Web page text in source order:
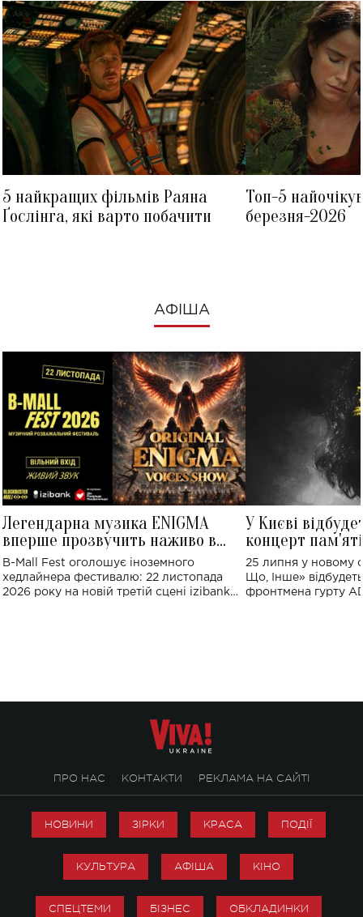
5 найкращих фільмів Раяна
Ґослінга, які варто побачити
Топ-5
березня-2026
АФІША
Легендарна музика ENIGMA
вперше прозвучить наживо в
Україні: де відбудеться концерт
B-Mall Fest оголошує іноземного
хедлайнера фестивалю: 22 листопада
2026 року на новій третій сцені izibank
У Києві
концерт
Клименка:
виконають
25 липня у новому
Що, Інше»
фронтмена гурту
ПРО НАС КОНТАКТИ РЕКЛАМА НА САЙТІ
НОВИНИ ЗІРКИ КРАСА ПОДІЇ
КУЛЬТУРА АФІША КІНО
СПЕЦТЕМИ БІЗНЕС ОБКЛАДИНКИ